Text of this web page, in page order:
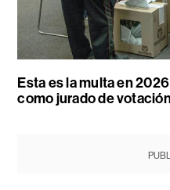
Esta es la multa en
como jurado de